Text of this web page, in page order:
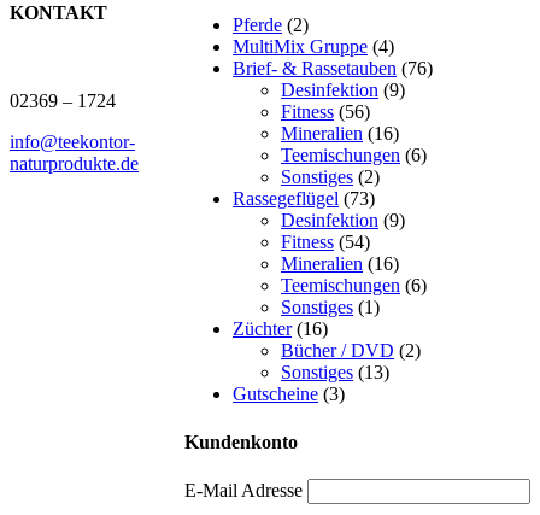
Pferde (2)
MultiMix Gruppe (4)
Brief- & Rassetauben (76)
Desinfektion (9)
Fitness (56)
Mineralien (16)
Teemischungen (6)
Sonstiges (2)
Rassegeflügel (73)
Desinfektion (9)
Fitness (54)
Mineralien (16)
Teemischungen (6)
Sonstiges (1)
Züchter (16)
Bücher / DVD (2)
Sonstiges (13)
Gutscheine (3)
Kundenkonto
E-Mail Adresse
KONTAKT
02369 – 1724
info@teekontor-
naturprodukte.de